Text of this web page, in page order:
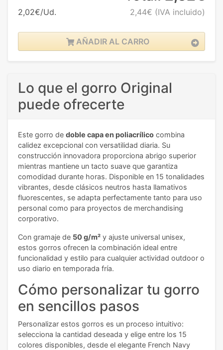
2,02€/Ud. 2,44€ (IVA incluido)
AÑADIR AL CARRO
Lo que el gorro Original
puede ofrecerte
Este gorro de doble capa en poliacrílico combina
calidez excepcional con versatilidad diaria. Su
construcción innovadora proporciona abrigo superior
mientras mantiene un tacto suave que garantiza
comodidad durante horas. Disponible en 15 tonalidades
vibrantes, desde clásicos neutros hasta llamativos
fluorescentes, se adapta perfectamente tanto para uso
personal como para proyectos de merchandising
corporativo.
Con gramaje de 50 g/m² y ajuste universal unisex,
estos gorros ofrecen la combinación ideal entre
funcionalidad y estilo para cualquier actividad outdoor o
uso diario en temporada fría.
Cómo personalizar tu gorro
en sencillos pasos
Personalizar estos gorros es un proceso intuitivo:
selecciona la cantidad deseada y elige entre los 15
colores disponibles, desde el elegante French Navy